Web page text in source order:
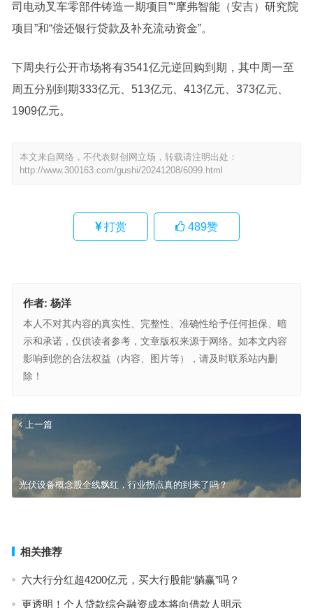
司电动叉车零部件铸造一期项目”“摩弗智能（安吉）研究院
项目”和“偿还银行贷款及补充流动资金”。
下周央行公开市场将有3541亿元逆回购到期，其中周一至
周五分别到期333亿元、513亿元、413亿元、373亿元、
1909亿元。
本文来自网络，不代表财创网立场，转载请注明出处：
http://www.300163.com/gushi/20241208/6099.html
打赏 489赞
作者: 杨洋
本人不对其内容的真实性、完整性、准确性给予任何担保、暗
示和承诺，仅供读者参考，文章版权来源于网络。如本文内容
影响到您的合法权益（内容、图片等），请及时联系站内删
除！
上一篇
光伏设备概念股全线飘红，行业拐点真的到来了吗？
北交所新股申购一览表（投资者以官方公告为准）
相关推荐
六大行分红超4200亿元，买大行股能“躺赢”吗？
更透明！个人贷款综合融资成本将向借款人明示